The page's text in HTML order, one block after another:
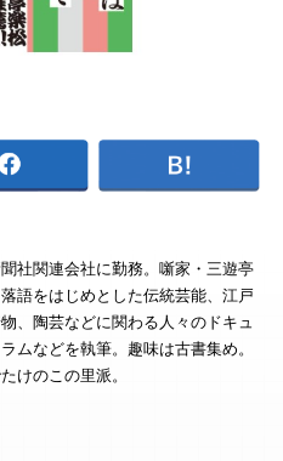
社関連会社に勤務。噺家・三遊亭
語をはじめとした伝統芸能、江戸
、陶芸などに関わる人々のドキュ
ムなどを執筆。趣味は古書集め。
けのこの里派。